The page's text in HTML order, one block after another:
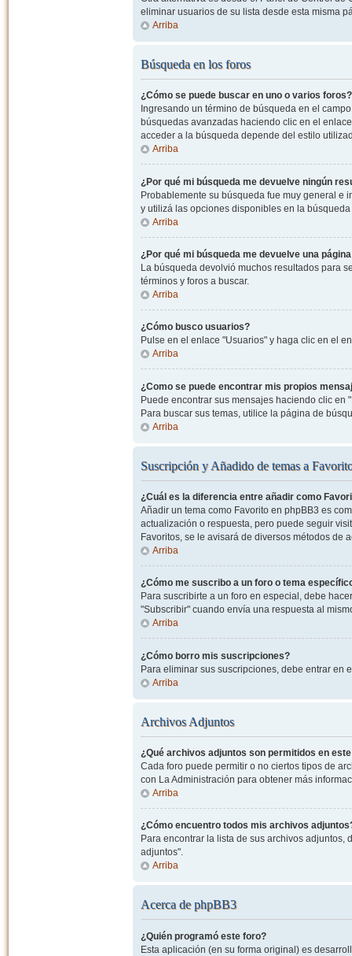
eliminar usuarios de su lista desde esta misma
Arriba
Búsqueda en los foros
¿Cómo se puede buscar en uno o varios foros?
Ingresando un término de búsqueda en el
búsquedas avanzadas haciendo clic en el
acceder a la búsqueda depende del estilo
Arriba
¿Por qué mi búsqueda me devuelve ningún
Probablemente su búsqueda fue muy general e
y utilizá las opciones disponibles en la
Arriba
¿Por qué mi búsqueda me devuelve una
La búsqueda devolvió muchos resultados para
términos y foros a buscar.
Arriba
¿Cómo busco usuarios?
Pulse en el enlace "Usuarios" y haga clic en el
Arriba
¿Como se puede encontrar mis propios
Puede encontrar sus mensajes haciendo clic en
Para buscar sus temas, utilice la página de
Arriba
Suscripción y Añadido de temas a
¿Cuál es la diferencia entre añadir como
Añadir un tema como Favorito en phpBB3 es
actualización o respuesta, pero puede seguir
Favoritos, se le avisará de diversos métodos de
Arriba
¿Cómo me suscribo a un foro o tema
Para suscribirte a un foro en especial, debe
"Subscribir" cuando envía una respuesta al
Arriba
¿Cómo borro mis suscripciones?
Para eliminar sus suscripciones, debe entrar en
Arriba
Archivos Adjuntos
¿Qué archivos adjuntos son permitidos en
Cada foro puede permitir o no ciertos tipos de
con La Administración para obtener más
Arriba
¿Cómo encuentro todos mis archivos
Para encontrar la lista de sus archivos
adjuntos".
Arriba
Acerca de phpBB3
¿Quién programó este foro?
Esta aplicación (en su forma original) es